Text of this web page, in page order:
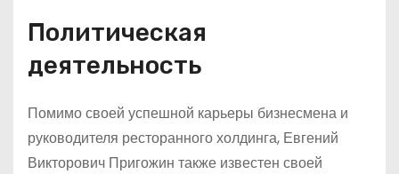
Политическая
деятельность
Помимо своей успешной карьеры бизнесмена и
руководителя ресторанного холдинга, Евгений
Викторович Пригожин также известен своей